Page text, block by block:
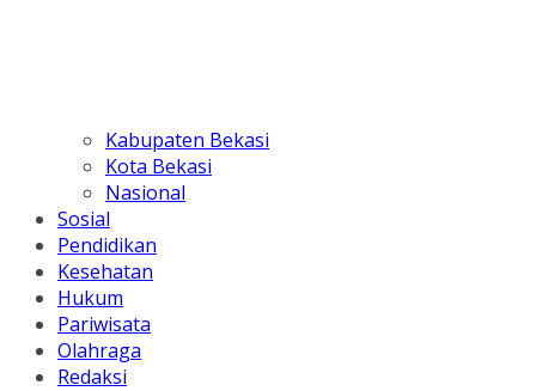
Kabupaten Bekasi
Kota Bekasi
Nasional
Sosial
Pendidikan
Kesehatan
Hukum
Pariwisata
Olahraga
Redaksi